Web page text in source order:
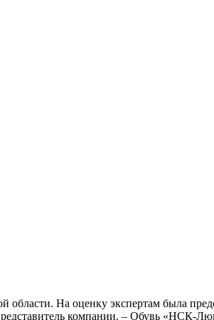
На оценку экспертам была
компании. – Обувь «НСК-